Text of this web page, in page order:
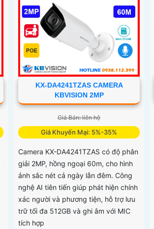
KX-DA4241TZAS CAMERA
KBVISION 2MP
Giá Bán: liên hệ
Giá Khuyến Mại: 5%-35%
Camera KX-DA4241TZAS có độ phân
giải 2MP, hồng ngoại 60m, cho hình
ảnh sắc nét cả ngày lẫn đêm. Công
nghệ AI tiên tiến giúp phát hiện chính
xác người và phương tiện, hỗ trợ lưu
trữ tối đa 512GB và ghi âm với MIC
tích hợp